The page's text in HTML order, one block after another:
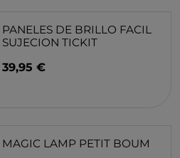
PANELES DE BRILLO FACIL
SUJECION TICKIT
39,95 €
MAGIC LAMP PETIT BOUM